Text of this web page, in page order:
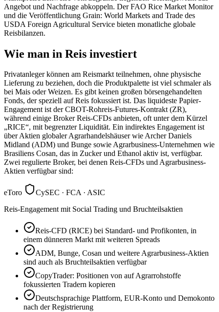
Angebot und Nachfrage abkoppeln. Der FAO Rice Market Monitor
und die Veröffentlichung Grain: World Markets and Trade des
USDA Foreign Agricultural Service bieten monatliche globale
Reisbilanzen.
Wie man in Reis investiert
Privatanleger können am Reismarkt teilnehmen, ohne physische
Lieferung zu beziehen, doch die Produktpalette ist viel schmaler als
bei Mais oder Weizen. Es gibt keinen großen börsengehandelten
Fonds, der speziell auf Reis fokussiert ist. Das liquideste Papier-
Engagement ist der CBOT-Rohreis-Futures-Kontrakt (ZR),
während einige Broker Reis-CFDs anbieten, oft unter dem Kürzel
„RICE“, mit begrenzter Liquidität. Ein indirektes Engagement ist
über Aktien globaler Agrarhandelshäuser wie Archer Daniels
Midland (ADM) und Bunge sowie Agrarbusiness-Unternehmen wie
Brasiliens Cosan, das in Zucker und Ethanol aktiv ist, verfügbar.
Zwei regulierte Broker, bei denen Reis-CFDs und Agrarbusiness-
Aktien verfügbar sind:
eToro
CySEC · FCA · ASIC
Reis-Engagement mit Social Trading und Bruchteilsaktien
Reis-CFD (RICE) bei Standard- und Profikonten, in
einem dünneren Markt mit weiteren Spreads
ADM, Bunge, Cosan und weitere Agrarbusiness-Aktien
sind auch als Bruchteilsaktien verfügbar
CopyTrader: Positionen von auf Agrarrohstoffe
fokussierten Tradern kopieren
Deutschsprachige Plattform, EUR-Konto und Demokonto
nach der Registrierung